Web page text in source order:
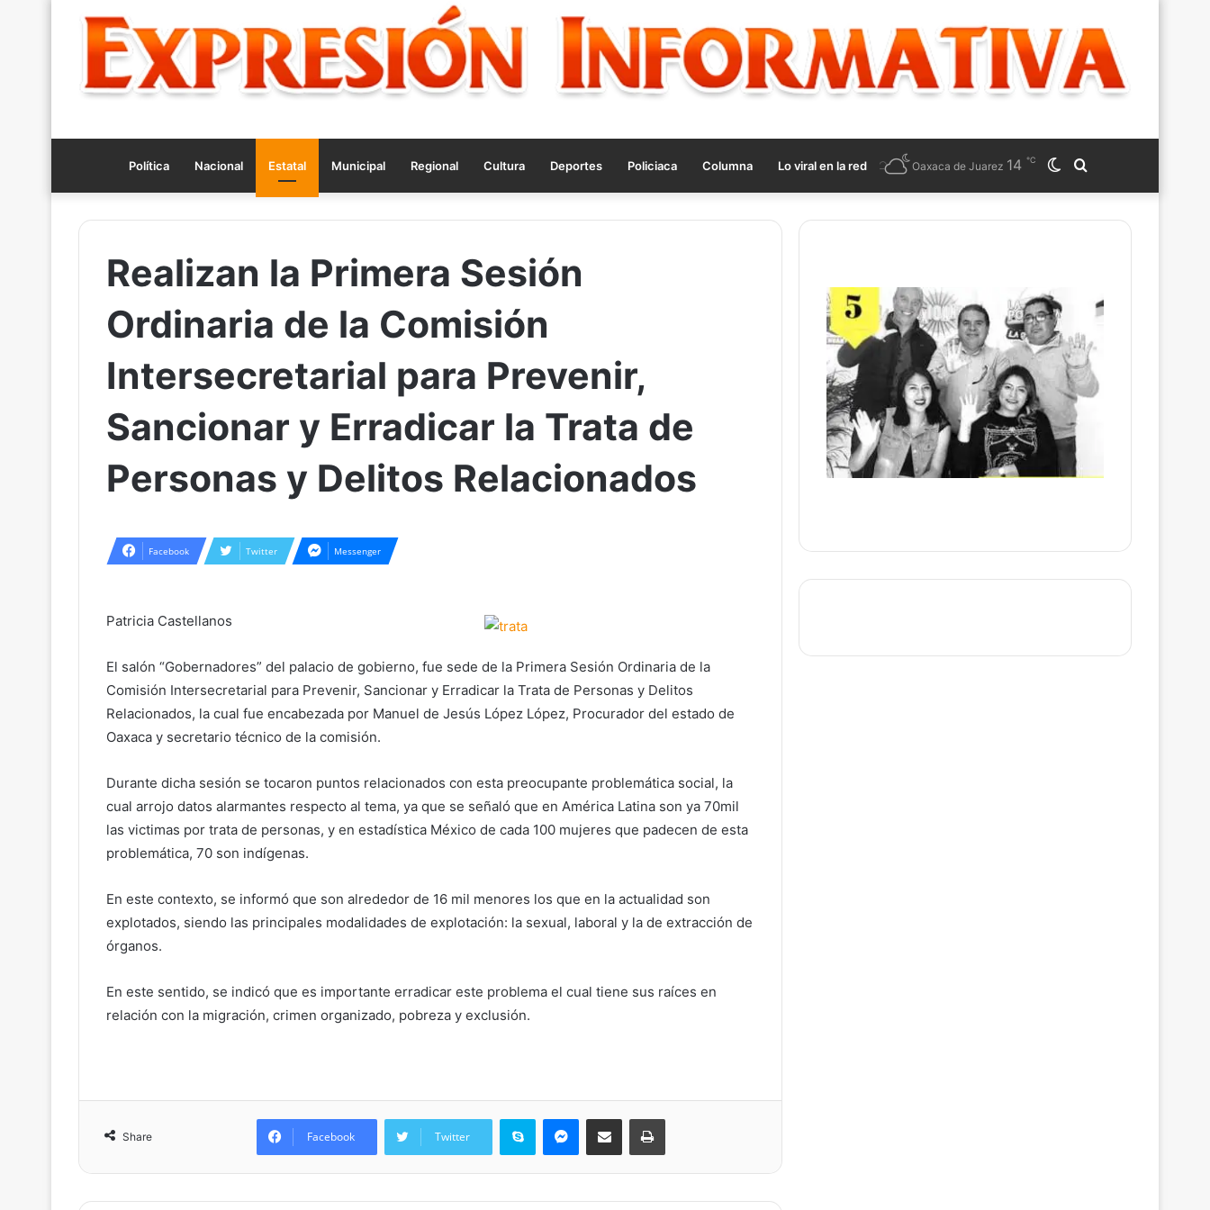
Política Nacional Estatal Municipal Regional Cultura Deportes Policiaca Columna Lo viral en la red
for
Switch
skin
Oaxaca de Juarez 14 ℃
Realizan la Primera Sesión
Ordinaria de la Comisión
Intersecretarial para Prevenir,
Sancionar y Erradicar la Trata de
Personas y Delitos Relacionados
Facebook Twitter Messenger
Patricia Castellanos
El salón “Gobernadores” del palacio de gobierno, fue sede de la Primera Sesión Ordinaria de la
Comisión Intersecretarial para Prevenir, Sancionar y Erradicar la Trata de Personas y Delitos
Relacionados, la cual fue encabezada por Manuel de Jesús López López, Procurador del estado de
Oaxaca y secretario técnico de la comisión.
Durante dicha sesión se tocaron puntos relacionados con esta preocupante problemática social, la
cual arrojo datos alarmantes respecto al tema, ya que se señaló que en América Latina son ya 70mil
las victimas por trata de personas, y en estadística México de cada 100 mujeres que padecen de esta
problemática, 70 son indígenas.
En este contexto, se informó que son alrededor de 16 mil menores los que en la actualidad son
explotados, siendo las principales modalidades de explotación: la sexual, laboral y la de extracción de
órganos.
En este sentido, se indicó que es importante erradicar este problema el cual tiene sus raíces en
relación con la migración, crimen organizado, pobreza y exclusión.
Share Facebook Twitter
Skype Messenger
Share via Email Print